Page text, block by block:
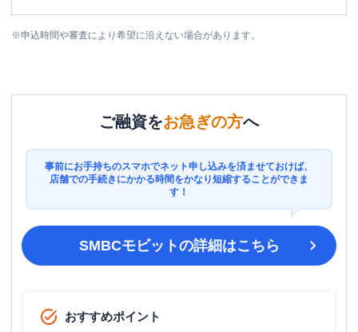
※申込時間や審査により希望に沿えない場合があります。
ご融資をお急ぎの方へ
事前にお手持ちのスマホでネット申し込みを済ませておけば、
店舗での手続きにかかる時間をかなり短縮することができま
す！
SMBCモビットの詳細はこちら
おすすめポイント